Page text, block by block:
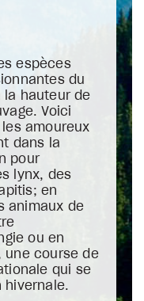
espèces
du
la hauteur de
Voici
amoureux
dans la
pour
lynx, des
en
animaux de
ou en
une course de
qui se
hivernale.